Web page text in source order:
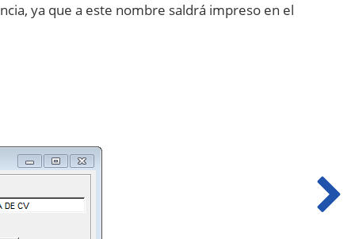
ya que a este nombre saldrá impreso en el